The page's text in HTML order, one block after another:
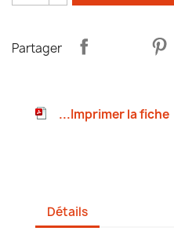
Partager
...Imprimer la fiche
Détails